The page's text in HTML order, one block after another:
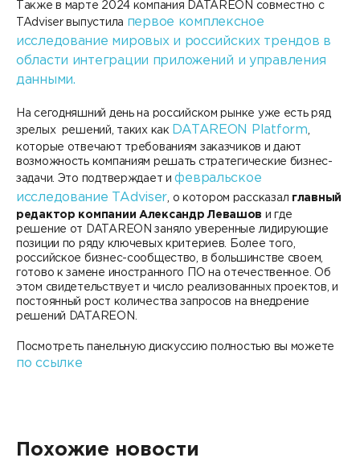
Также в марте 2024 компания DATAREON совместно с
TAdviser выпустила первое комплексное
исследование мировых и российских трендов в
области интеграции приложений и управления
данными.
На сегодняшний день на российском рынке уже есть ряд
зрелых решений, таких как DATAREON Platform
которые отвечают требованиям заказчиков и дают
возможность компаниям решать стратегические бизнес-
задачи. Это подтверждает ифевральское
исследование TAdviser , о котором рассказал главный
редактор компании Александр Левашов и где
решение от DATAREON заняло уверенные лидирующие
позиции по ряду ключевых критериев. Более того,
российское бизнес-сообщество, в большинстве своем,
готово к замене иностранного ПО на отечественное. Об
этом свидетельствует и число реализованных проектов, и
постоянный рост количества запросов на внедрение
решений DATAREON.
Посмотреть панельную дискуссию полностью вы можете
по ссылке
Похожие новости